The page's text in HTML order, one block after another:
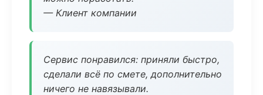
— Клиент компании
Сервис понравился: приняли быстро,
сделали всё по смете, дополнительно
ничего не навязывали.